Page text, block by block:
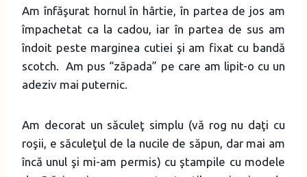
Am înfăşurat hornul în hârtie, în partea de jos am
împachetat ca la cadou, iar în partea de sus am
îndoit peste marginea cutiei şi am fixat cu bandă
scotch. Am pus “zăpada” pe care am lipit-o cu un
adeziv mai puternic.
Am decorat un săculeţ simplu (vă rog nu daţi cu
roşii, e săculeţul de la nucile de săpun, dar mai am
încă unul şi mi-am permis) cu ştampile cu modele